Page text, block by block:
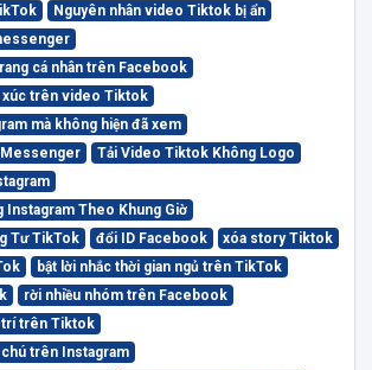
Nguyên nhân video Tiktok bị ẩn
cá nhân trên Facebook
xúc trên video Tiktok
mà không hiện đã xem
Messenger
Tải Video Tiktok Không Logo
Instagram Theo Khung Giờ
Tư TikTok
đổi ID Facebook
xóa story Tiktok
bật lời nhắc thời gian ngủ trên TikTok
rời nhiều nhóm trên Facebook
trí trên Tiktok
trên Instagram